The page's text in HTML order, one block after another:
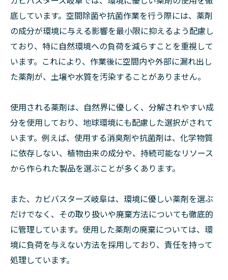
底しています。空間除菌や抗菌作業を行う際には、薬剤
の成分が環境に与える影響を最小限に抑えるよう配慮し
ており、特に自然環境への負荷を減らすことを重視して
います。これにより、作業後に空間内や外部に漏れ出し
た薬剤が、土壌や水質を汚染することがありません。
使用される薬剤は、自然界に優しく、分解されやすい成
分を使用しており、地球環境にも配慮した選択がされて
います。例えば、使用する消臭剤や抗菌剤は、化学物質
に依存しない、植物由来の成分や、持続可能なリソース
から作られた製品を選ぶことが多くあります。
また、カビバスターズ岐阜は、環境に優しい薬剤を選ぶ
だけでなく、その取り扱いや廃棄方法についても徹底的
に管理しています。使用した薬剤の廃棄については、環
境に負荷を与えない方法を採用しており、責任を持って
処理しています。